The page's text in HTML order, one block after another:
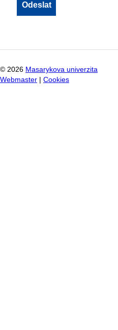
© 2026 Masarykova univerzita
Webmaster
Cookies